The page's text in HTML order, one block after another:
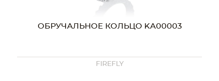
ОБРУЧАЛЬНОЕ КОЛЬЦО KA00003
FIREFLY